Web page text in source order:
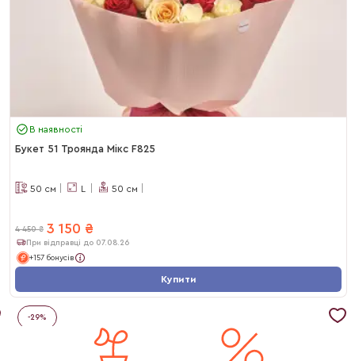
В наявності
Букет 51 Троянда Мікс F825
50 см L 50 см
4 450 ₴ 3 150 ₴
При відправці до 07.08.26
+157 бонусів
Купити
-29%